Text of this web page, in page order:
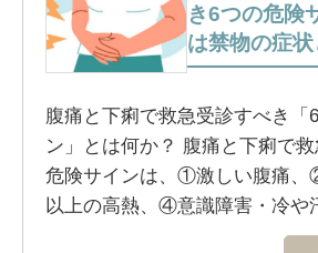
き6つの危険
は禁物の症状
腹痛と下痢で救急受診すべき「
ン」とは何か？ 腹痛と下痢で
危険サインは、①激しい腹痛
以上の高熱、④意識障害・冷や